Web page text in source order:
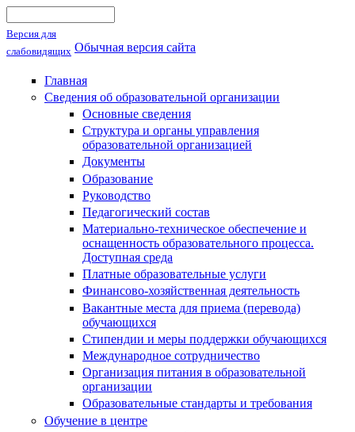
Форма поиска
Версия для
слабовидящих Обычная версия сайта
Главная
Сведения об образовательной организации
Основные сведения
Структура и органы управления
образовательной организацией
Документы
Образование
Руководство
Педагогический состав
Материально-техническое обеспечение и
оснащенность образовательного процесса.
Доступная среда
Платные образовательные услуги
Финансово-хозяйственная деятельность
Вакантные места для приема (перевода)
обучающихся
Стипендии и меры поддержки обучающихся
Международное сотрудничество
Организация питания в образовательной
организации
Образовательные стандарты и требования
Обучение в центре